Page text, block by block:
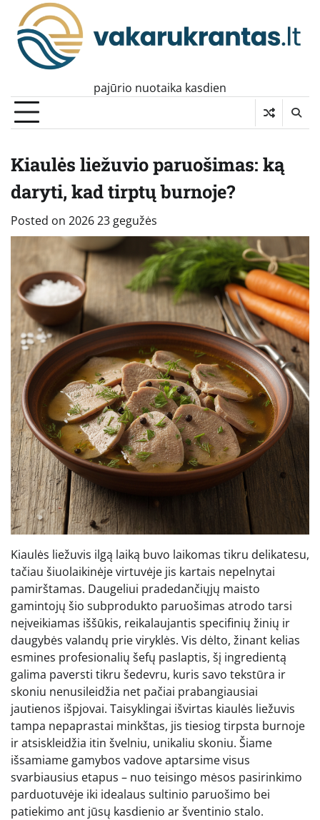
content
pajūrio nuotaika kasdien
Kiaulės liežuvio paruošimas: ką
daryti, kad tirptų burnoje?
Posted on 2026 23 gegužės
Kiaulės liežuvis ilgą laiką buvo laikomas tikru delikatesu,
tačiau šiuolaikinėje virtuvėje jis kartais nepelnytai
pamirštamas. Daugeliui pradedančiųjų maisto
gamintojų šio subprodukto paruošimas atrodo tarsi
neįveikiamas iššūkis, reikalaujantis specifinių žinių ir
daugybės valandų prie viryklės. Vis dėlto, žinant kelias
esmines profesionalių šefų paslaptis, šį ingredientą
galima paversti tikru šedevru, kuris savo tekstūra ir
skoniu nenusileidžia net pačiai prabangiausiai
jautienos išpjovai. Taisyklingai išvirtas kiaulės liežuvis
tampa nepaprastai minkštas, jis tiesiog tirpsta burnoje
ir atsiskleidžia itin švelniu, unikaliu skoniu. Šiame
išsamiame gamybos vadove aptarsime visus
svarbiausius etapus – nuo teisingo mėsos pasirinkimo
parduotuvėje iki idealaus sultinio paruošimo bei
patiekimo ant jūsų kasdienio ar šventinio stalo.